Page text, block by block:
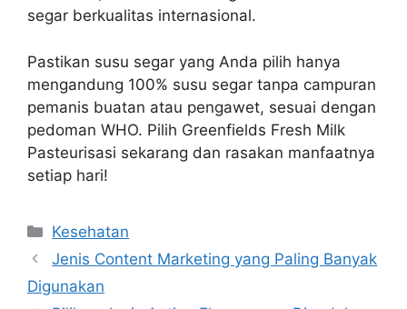
segar berkualitas internasional.
Pastikan susu segar yang Anda pilih hanya
mengandung 100% susu segar tanpa campuran
pemanis buatan atau pengawet, sesuai dengan
pedoman WHO. Pilih Greenfields Fresh Milk
Pasteurisasi sekarang dan rasakan manfaatnya
setiap hari!
Categories
Kesehatan
Jenis Content Marketing yang Paling Banyak
Digunakan